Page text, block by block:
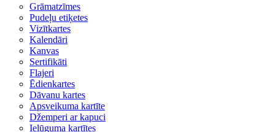
Grāmatzīmes
Pudeļu etiķetes
Vizītkartes
Kalendāri
Kanvas
Sertifikāti
Flajeri
Ēdienkartes
Dāvanu kartes
Apsveikuma kartīte
Džemperi ar kapuci
Ielūguma kartītes